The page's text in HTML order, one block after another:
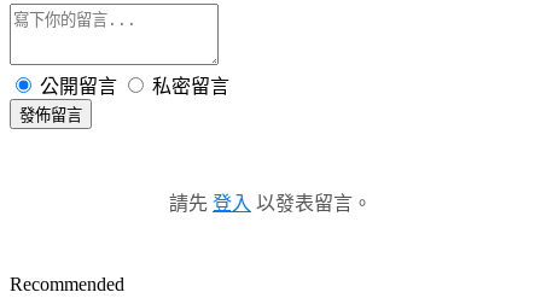
公開留言 私密留言
發佈留言
請先 登入 以發表留言。
Recommended